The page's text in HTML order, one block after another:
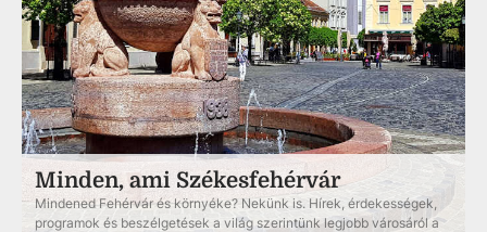
Minden, ami Székesfehérvár
Mindened Fehérvár és környéke? Nekünk is. Hírek, érdekességek,
programok és beszélgetések a világ szerintünk legjobb városáról a